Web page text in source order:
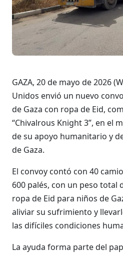
GAZA, 20 de mayo de 2026
Unidos envió un nuevo
de Gaza con ropa de Eid,
“Chivalrous Knight 3”, en el
de su apoyo humanitario y
de Gaza.
El convoy contó con 40
600 palés, con un peso total
ropa de Eid para niños de
aliviar su sufrimiento y
las difíciles condiciones
La ayuda forma parte del